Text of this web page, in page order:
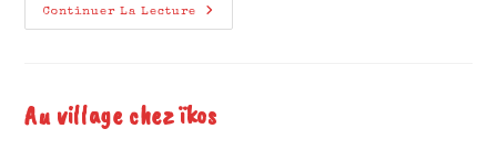
Continuer La Lecture
Au village chez ïkos